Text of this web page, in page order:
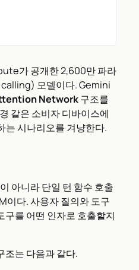
가 공개한 2,600만 파라
모델이다. Gemini
Network구조를
같은 소비자 디바이스에
는 시나리오를 겨냥한다.
아니라 단일 턴 함수 호출
이다. 사용자 질의와 도구
구를 어떤 인자로 호출할지
조는 다음과 같다.